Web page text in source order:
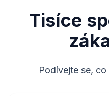
jeho vyjmutí a
rádia.
Tento úkon
Pro potvrzení
Nyní si opět
Tisíce
Podívejte se,